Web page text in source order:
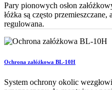
Pary pionowych osłon
łóżka są często
regulowana.
Ochrona załóżkowa BL-10H
System ochrony okolic